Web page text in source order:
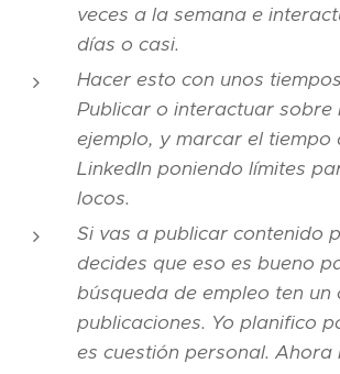
veces a la semana e
días o casi.
Hacer esto con unos
Publicar o interactuar sobre
ejemplo, y marcar el tiempo
LinkedIn poniendo límites
locos.
Si vas a publicar contenido
decides que eso es bueno
búsqueda de empleo ten un
publicaciones. Yo planifico
es cuestión personal. Ahora